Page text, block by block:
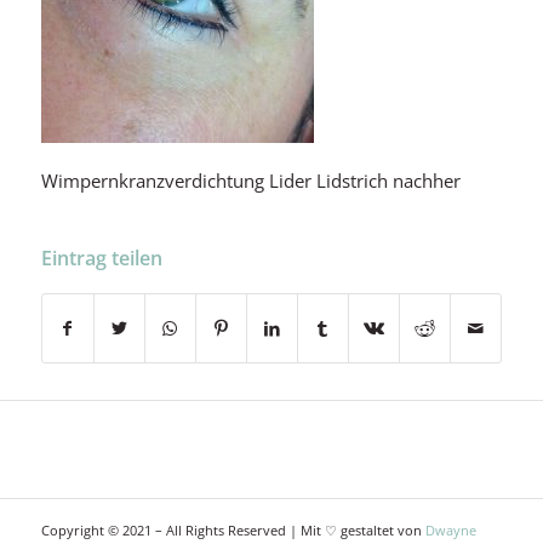
Wimpernkranzverdichtung Lider Lidstrich nachher
Eintrag teilen
Copyright © 2021 – All Rights Reserved | Mit ♡ gestaltet von Dwayne